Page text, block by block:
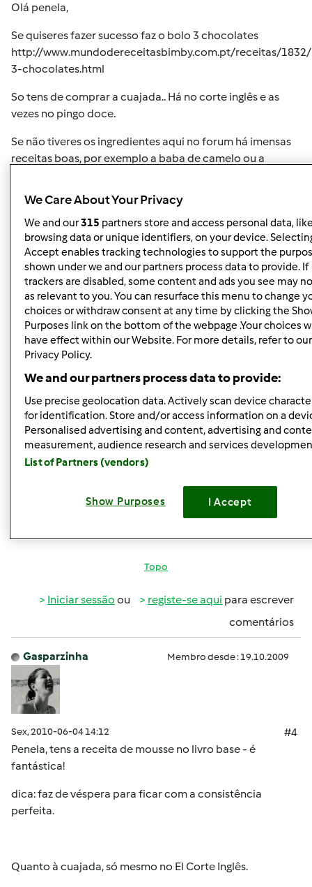
Olá penela,
Se quiseres fazer sucesso faz o bolo 3 chocolates
http://www.mundodereceitasbimby.com.pt/receitas/
3-chocolates.html
So tens de comprar a cuajada.. Há no corte inglês e as
vezes no pingo doce.
Se não tiveres os ingredientes aqui no forum há imensas
receitas boas, por exemplo a baba de camelo ou a
Topo
Iniciar sessãoou registe-se aquipara escrever
comentários
Anónimo (não verificado)
Sex, 2010-06-04 13:57
#3
Eu moro em s.miguel e cá não há pingo doce nem corte
inglês. Será que encontro a cuajada no continente??? isso
Receita de mousse de chocolate alguém tem??? +para o
caso de não encontrar essa cuajada
Topo
Iniciar sessão ou registe-se aqui para escrever
comentários
Gasparzinha Membro desde : 19.10.2009
Sex, 2010-06-04 14:12
#4
Penela, tens a receita de mousse no livro base - é
fantástica!
dica: faz de véspera para ficar com a consistência
perfeita.
Quanto à cuajada, só mesmo no El Corte Inglês.
We Care About Your Privacy
We and our315 partners store and access personal data,
browsing data or unique identifiers, on your device.
Accept enables tracking technologies to support the
shown under we and our partners process data to provide. If
trackers are disabled, some content and ads you see may
as relevant to you. You can resurface this menu to change
choices or withdraw consent at any time by clicking the
Purposes link on the bottom of the webpage .Your choices
have effect within our Website. For more details, refer to our
Privacy Policy.
We and our partners process data to provide:
Use precise geolocation data. Actively scan device
for identification. Store and/or access information on a
Personalised advertising and content, advertising and
measurement, audience research and services
List of Partners (vendors)
Show Purposes I Accept